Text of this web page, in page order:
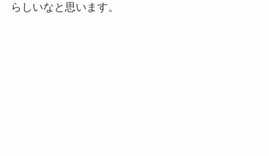
らしいなと思います。